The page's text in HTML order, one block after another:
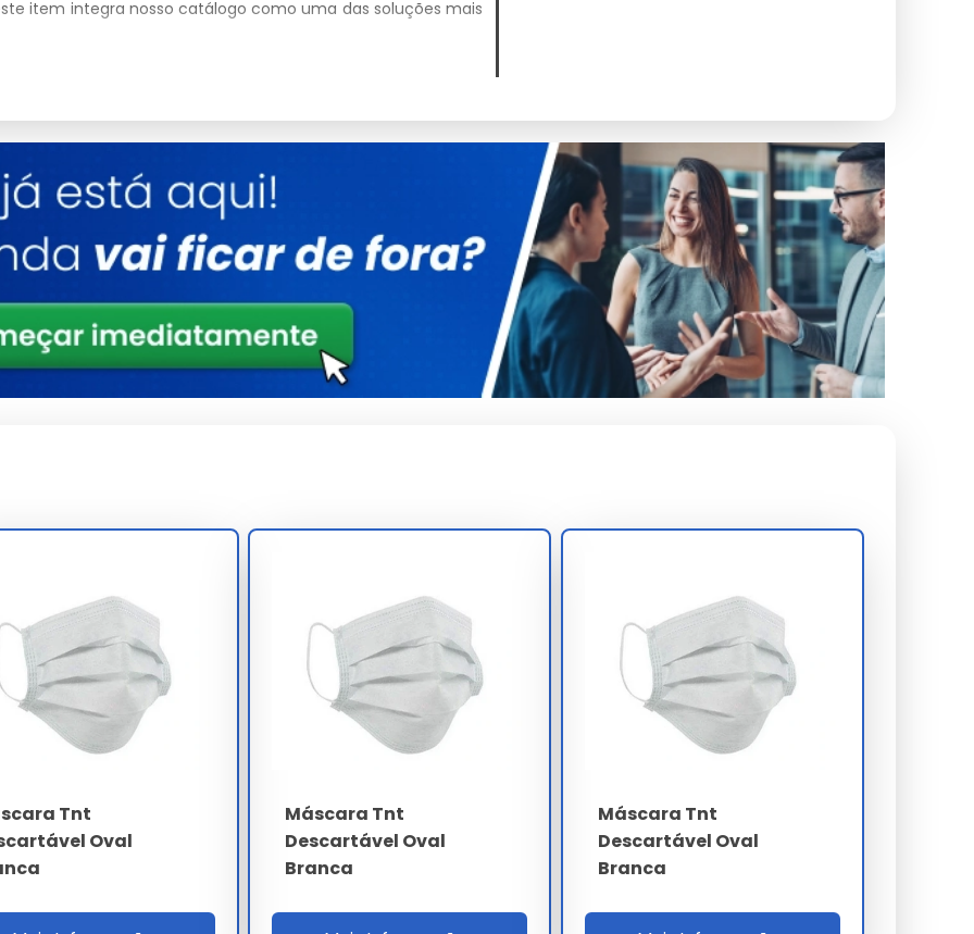
item integra nosso catálogo como uma das soluções mais
100 Unidades
com que trata o fornecimento de
criteriosamente para garantir que você tenha em
Detalhes
Polímeros estruturais de alta densidade
Conformidade total com padrões de
técnicas.
precoce.
complexos.
personalizadas para garantir o melhor custo-benefício
100 Unidades
Tnt
Oval
Máscara Tnt
Descartável Oval
Branca
Máscara Tnt
Descartável Oval
Branca